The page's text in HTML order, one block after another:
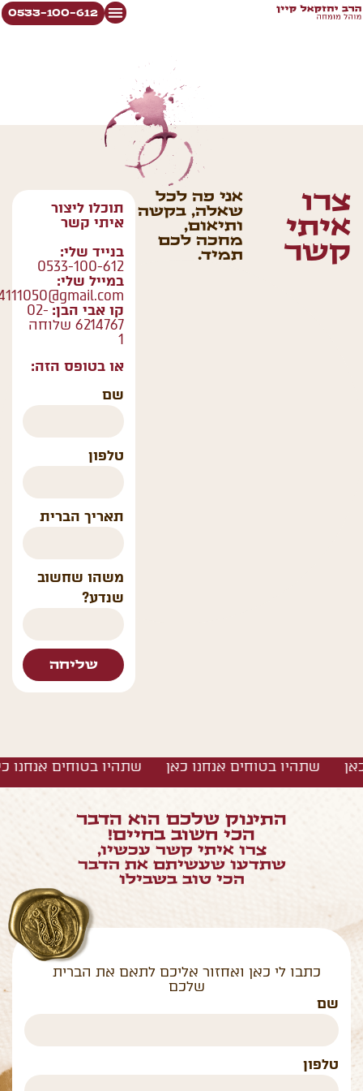
0533-100-612
צרו
איתי
קשר
אני פה לכל
שאלה, בקשה
ותיאום,
מחכה לכם
תמיד.
תוכלו ליצור
איתי קשר
בנייד שלי:
0533-100-612
במייל שלי:
קו אבי הבן: 02-
6214767 שלוחה
1
או בטופס הזה:
שם
טלפון
תאריך הברית
משהו שחשוב
שנדע?
שליחה
בטוחים אנחנו כאן שתהיו
התינוק שלכם הוא הדבר
הכי חשוב בחיים!
צרו איתי קשר עכשיו,
שתדעו שעשיתם את הדבר
הכי טוב בשבילו
כתבו לי כאן ואחזור אליכם לתאם את הברית
שלכם
שם
טלפון